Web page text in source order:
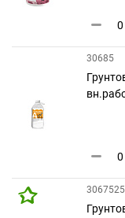
30685